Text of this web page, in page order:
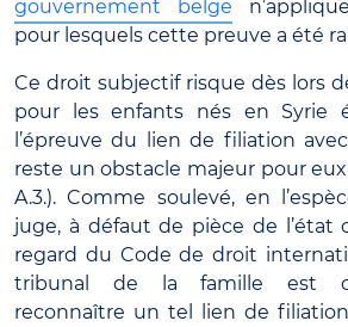
gouvernement belge
pour lesquels cette preuve a été
Ce droit subjectif risque dès lors
pour les enfants nés en Syrie
l’épreuve du lien de filiation
reste un obstacle majeur pour
A.3.). Comme soulevé, en
juge, à défaut de pièce de l’état
regard du Code de droit
tribunal de la famille est
reconnaître un tel lien de